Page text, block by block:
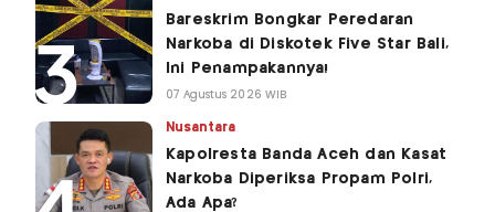
Bareskrim Bongkar Peredaran
Narkoba di Diskotek Five Star Bali,
Ini Penampakannya!
07 Agustus 2026 WIB
Nusantara
Kapolresta Banda Aceh dan Kasat
Narkoba Diperiksa Propam Polri,
Ada Apa?